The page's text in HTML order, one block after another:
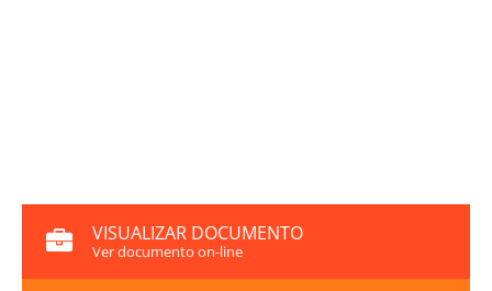
VISUALIZAR DOCUMENTO
Ver documento on-line